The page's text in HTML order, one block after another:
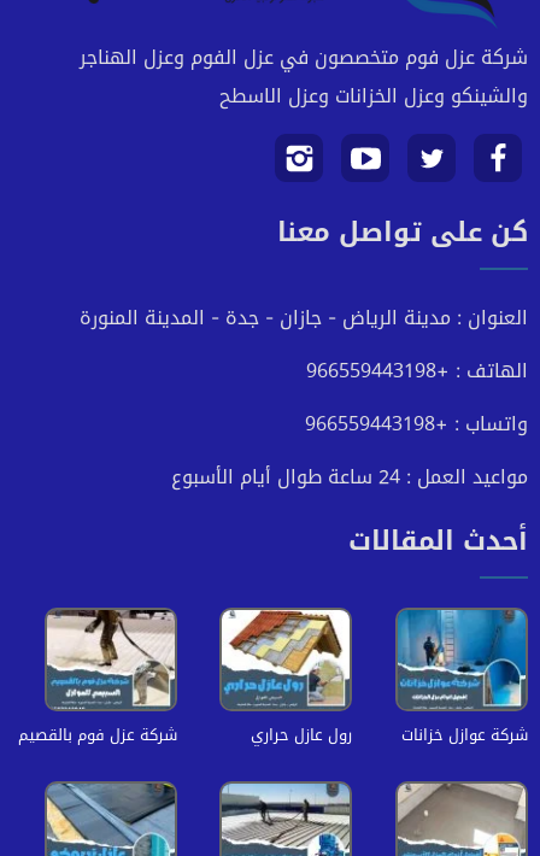
شركة عزل فوم متخصصون في عزل الفوم وعزل الهناجر
والشينكو وعزل الخزانات وعزل الاسطح
تابعنا
على
تابعنا
على
تابعنا
على
تابعنا
علىكن على تواصل معنا
العنوان : مدينة الرياض - جازان - جدة - المدينة المنورة
الهاتف : +966559443198
واتساب : +966559443198
مواعيد العمل : 24 ساعة طوال أيام الأسبوع
أحدث المقالات
شركة عوازل خزانات رول عازل حراري شركة عزل فوم بالقصيم